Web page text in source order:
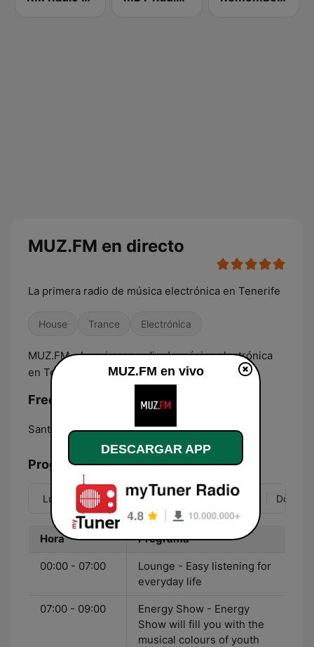
MUZ.FM en directo
La primera radio de música electrónica en Tenerife
House Trance Electrónica
MUZ.FM – La primera radio de música electrónica
en Tenerife. Siente la emoción y baila.
Frecuencias MUZ.FM:
Santa Cruz de Tenerife: 105.5 FM
Programación
Lun Mar Mié Jue Vie Sáb Dom
Hora Programa
00:00 - 07:00
Lounge - Easy listening for
everyday life
07:00 - 09:00
Energy Show - Energy
Show will fill you with the
musical colours of youth
MUZ.FM en vivo
DESCARGAR APP